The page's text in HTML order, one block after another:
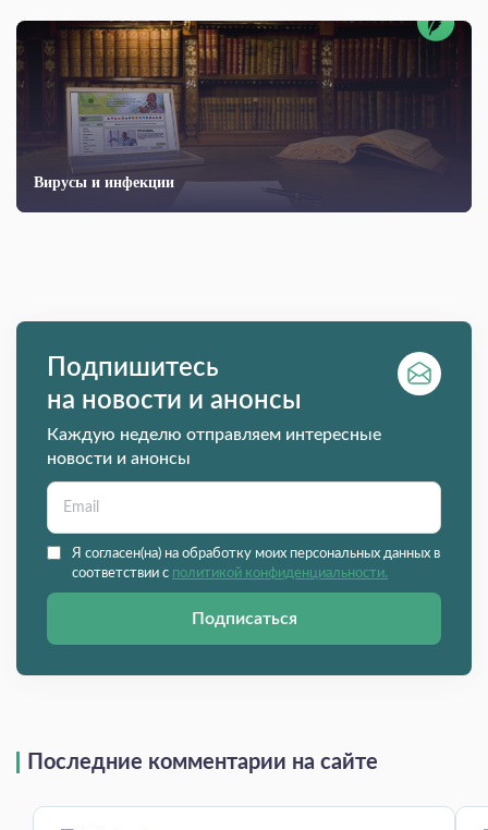
Вирусы и инфекции
Подпишитесь
на новости и анонсы
Каждую неделю отправляем интересные
новости и анонсы
Я согласен(на) на обработку моих персональных данных в
соответствии с политикой конфиденциальности.
Подписаться
Последние комментарии на сайте